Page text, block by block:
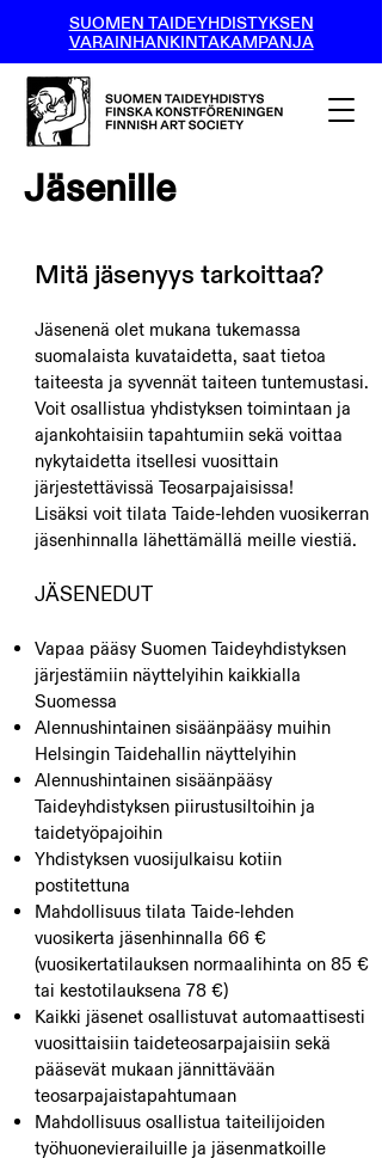
SUOMEN TAIDEYHDISTYKSEN
VARAINHANKINTAKAMPANJA
Jäsenille
Mitä jäsenyys tarkoittaa?
Jäsenenä olet mukana tukemassa
suomalaista kuvataidetta, saat tietoa
taiteesta ja syvennät taiteen tuntemustasi.
Voit osallistua yhdistyksen toimintaan ja
ajankohtaisiin tapahtumiin sekä voittaa
nykytaidetta itsellesi vuosittain
järjestettävissä Teosarpajaisissa!
Lisäksi voit tilata Taide-lehden vuosikerran
jäsenhinnalla lähettämällä meille viestiä.
JÄSEN EDUT
Vapaa pääsy Suomen Taideyhdistyksen
järjestämiin näyttelyihin kaikkialla
Suomessa
Alennushintainen sisäänpääsy muihin
Helsingin Taidehallin näyttelyihin
Alennushintainen sisäänpääsy
Taideyhdistyksen piirustusiltoihin ja
taidetyöpajoihin
Yhdistyksen vuosijulkaisu kotiin
postitettuna
Mahdollisuus tilata Taide-lehden
vuosikerta jäsenhinnalla 66 €
(vuosikertatilauksen normaalihinta on 85 €
tai kestotilauksena 78 €)
Kaikki jäsenet osallistuvat automaattisesti
vuosittaisiin taideteosarpajaisiin sekä
pääsevät mukaan jännittävään
teosarpajaistapahtumaan
Mahdollisuus osallistua taiteilijoiden
työhuonevierailuille ja jäsenmatkoille